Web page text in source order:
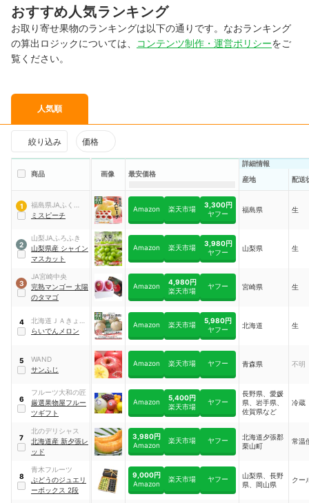
おすすめ人気ランキング
お取り寄せ果物のランキングは以下の通りです。なおランキング
の算出ロジックについては、
コンテンツ制作・運営ポリシーをご
覧ください。
人気順
絞り込み 価格
商品 画像 最安価格
詳細情報
産地
配送
1
福島県JAふくしま
未来
ミスピーチ
Amazon 楽天市場
3,300円
ヤフー
福島県 生
2
山梨JAふろふき
山梨県産 シャイン
マスカット
Amazon 楽天市場
3,980円
ヤフー
山梨県 生
3
JA宮崎中央
完熟マンゴー 太陽
のタマゴ
Amazon
4,980円
楽天市場
ヤフー 宮崎県 生
4
北海道ＪＡきょう
わ
らいでんメロン
Amazon 楽天市場
5,980円
ヤフー
北海道 生
5
WAND
サンふじ
Amazon 楽天市場 ヤフー 青森県 不明
6
フルーツ大和の匠
厳選果物屋フルー
ツギフト
Amazon
5,400円
楽天市場
ヤフー
長野県、愛媛
県、岩手県、
佐賀県など
冷蔵
7
北のデリシャス
北海道産 新夕張レ
ッド
3,980円
Amazon
楽天市場 ヤフー
北海道夕張郡
栗山町
常温
8
青木フルーツ
ぶどうのジュエリ
ーボックス 2段
9,000円
Amazon
楽天市場 ヤフー
山梨県、長野
県、岡山県
クー